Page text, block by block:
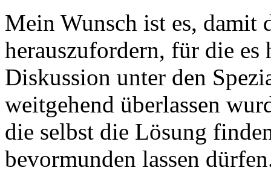
Mein Wunsch ist es,
herauszufordern, für die
Diskussion unter den
weitgehend überlassen
die selbst die Lösung
bevormunden lassen